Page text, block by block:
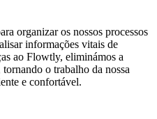
organizar os nossos processos
informações vitais de
ao Flowtly, eliminámos a
o trabalho da nossa
e confortável.